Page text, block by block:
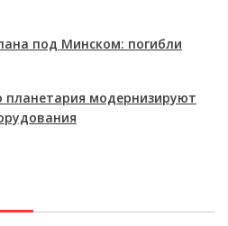
под Минском: погибли
модернизируют